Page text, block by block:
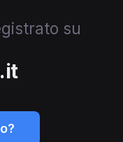
su
.it